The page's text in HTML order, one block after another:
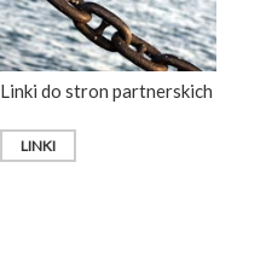
Linki do stron partnerskich
LINKI